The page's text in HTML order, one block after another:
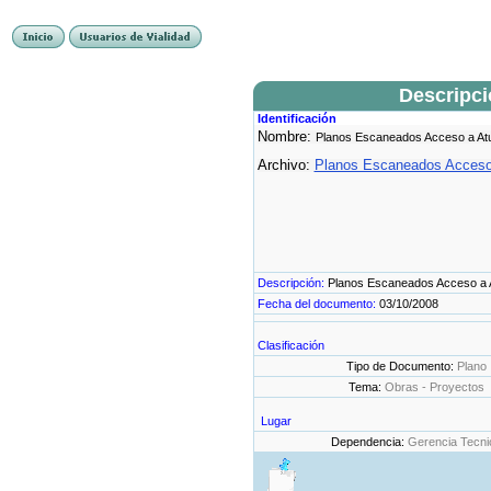
Identificación
Nombre: Planos Escaneados Acceso a
Archivo: Planos Escaneados
Descripción: Planos Escaneados Acceso a
Fecha del documento: 03/10/2008
Clasificación
Tipo de Documento: Plano
Tema: Obras - Proyectos
Lugar
Dependencia: Gerencia